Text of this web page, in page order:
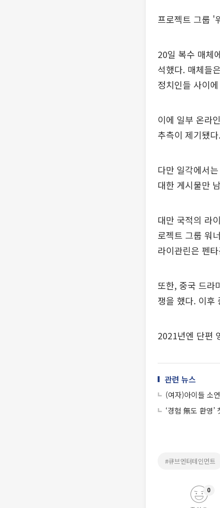
프로젝트 그룹 '
20일 복수 매체
석했다. 매체들
정치인들 사이
이에 일부 온라
추측이 제기됐다.
다만 일각에서
대한 게시물만
대만 국적의 라
로젝트 그룹 워
라이관린은 펜
또한, 중국 드라
쟁을 했다. 이후
2021년엔 단편
관련 뉴스
(여자)아이들 소
‘경험 無도 환영’
#큐브엔터테인먼트
0